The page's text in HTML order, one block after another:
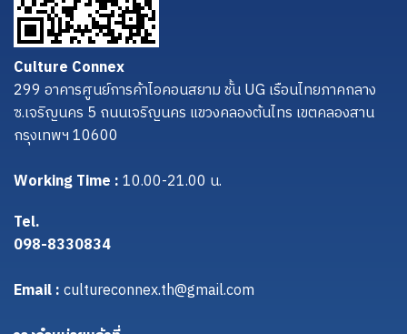
Culture Connex
299 อาคารศูนย์การค้าไอคอนสยาม ชั้น UG เรือนไทยภาคกลาง
ซ.เจริญนคร 5 ถนนเจริญนคร แขวงคลองต้นไทร เขตคลองสาน
กรุงเทพฯ 10600
Working Time :10.00-21.00 น.
Tel.
098-8330834
Email :cultureconnex.th@gmail.com